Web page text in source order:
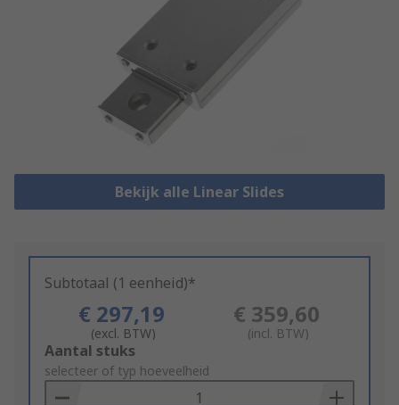
Bekijk alle Linear Slides
Subtotaal (1 eenheid)*
€ 297,19
(excl. BTW)
€ 359,60
(incl. BTW)
Add
to
Basket
Aantal stuks
selecteer of typ hoeveelheid